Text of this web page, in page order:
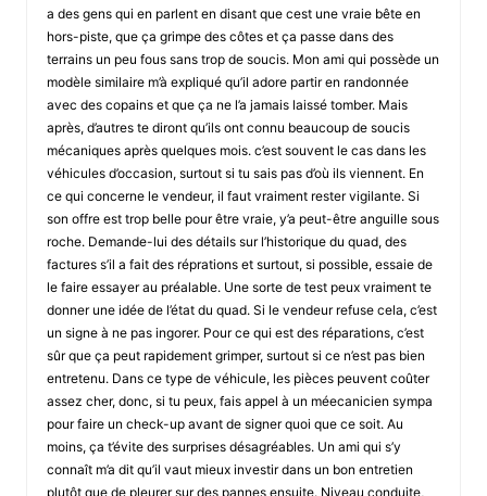
a des gens qui en parlent en disant que cest une vraie bête en
hors-piste, que ça grimpe des côtes et ça passe dans des
terrains un peu fous sans trop de soucis. Mon ami qui possède un
modèle similaire m’à expliqué qu’il adore partir en randonnée
avec des copains et que ça ne l’a jamais laissé tomber. Mais
après, d’autres te diront qu’ils ont connu beaucoup de soucis
mécaniques après quelques mois. c’est souvent le cas dans les
véhicules d’occasion, surtout si tu sais pas d’où ils viennent. En
ce qui concerne le vendeur, il faut vraiment rester vigilante. Si
son offre est trop belle pour être vraie, y’a peut-être anguille sous
roche. Demande-lui des détails sur l’historique du quad, des
factures s’il a fait des réprations et surtout, si possible, essaie de
le faire essayer au préalable. Une sorte de test peux vraiment te
donner une idée de l’état du quad. Si le vendeur refuse cela, c’est
un signe à ne pas ingorer. Pour ce qui est des réparations, c’est
sûr que ça peut rapidement grimper, surtout si ce n’est pas bien
entretenu. Dans ce type de véhicule, les pièces peuvent coûter
assez cher, donc, si tu peux, fais appel à un méecanicien sympa
pour faire un check-up avant de signer quoi que ce soit. Au
moins, ça t’évite des surprises désagréables. Un ami qui s’y
connaît m’a dit qu’il vaut mieux investir dans un bon entretien
plutôt que de pleurer sur des pannes ensuite. Niveau conduite,